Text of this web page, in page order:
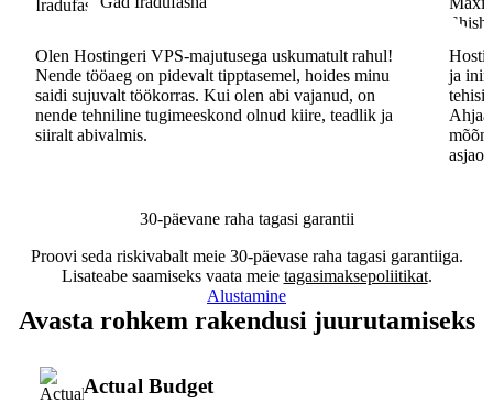
Olen Hostingeri VPS-majutusega uskumatult rahul!
Nende tööaeg on pidevalt tipptasemel, hoides minu
saidi sujuvalt töökorras. Kui olen abi vajanud, on
nende tehniline tugimeeskond olnud kiire, teadlik ja
siiralt abivalmis.
ja
30-päevane raha tagasi garantii
Proovi seda riskivabalt meie 30-päevase raha tagasi garantiiga.
Lisateabe saamiseks vaata meie tagasimaksepoliitikat.
Alustamine
Avasta rohkem rakendusi juurutamiseks
Actual Budget